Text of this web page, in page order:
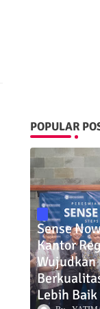
POPULAR
Sense
Kantor
Wujudkan
Lebih Baik